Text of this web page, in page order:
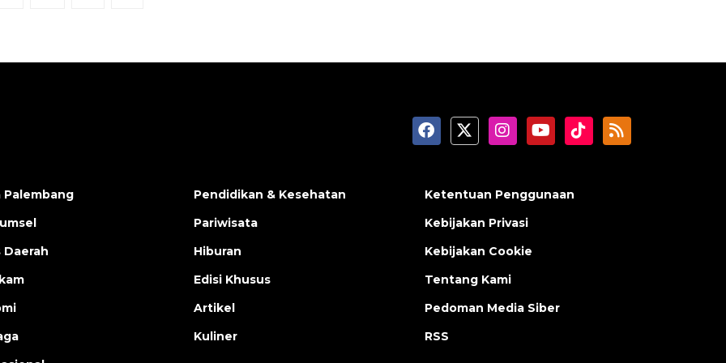
Pendidikan & Kesehatan
Pariwisata
Hiburan
Edisi Khusus
Artikel
Kuliner
Ketentuan Penggunaan
Kebijakan Privasi
Kebijakan Cookie
Tentang Kami
Pedoman Media Siber
RSS